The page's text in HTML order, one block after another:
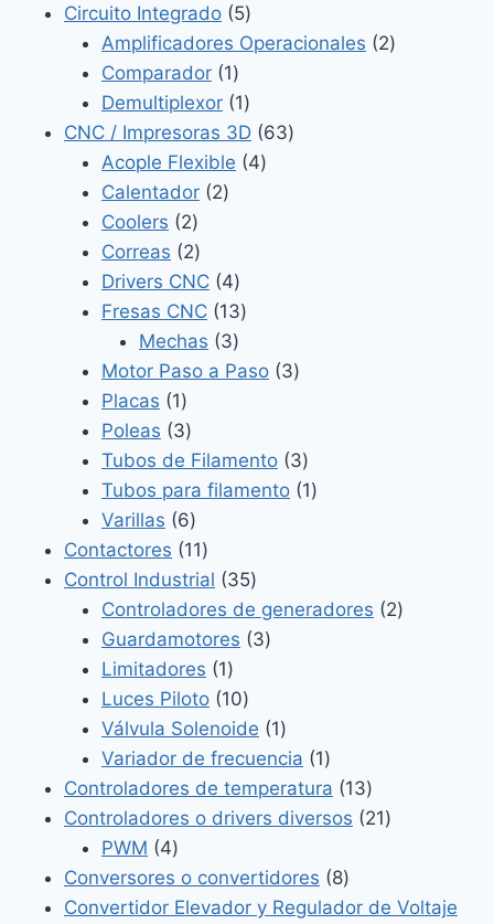
productos
Circuito Integrado 55
productos
Amplificadores Operacionales 22
Comparador 11
producto
Demultiplexor 11
producto
CNC / Impresoras 3D 6363
Acople Flexible 44
Calentador 22
Coolers 22
productos
Correas 22
productos
Drivers CNC 44
productos
Fresas CNC 1313
Mechas 33
productos
Motor Paso a Paso 33
Placas 11
producto
Poleas 33
productos
Tubos de Filamento 33
productos
Tubos para filamento 11
Varillas 66
productos
Contactores 1111
productos
Control Industrial 3535
productos
Controladores de generadores 22
Guardamotores 33
Limitadores 11
producto
Luces Piloto 1010
productos
Válvula Solenoide 11
producto
Variador de frecuencia 11
producto
Controladores de temperatura 1313
productos
Controladores o drivers diversos 2121
PWM 44
productos
Conversores o convertidores 88
productos
Convertidor Elevador y Regulador de Voltaje